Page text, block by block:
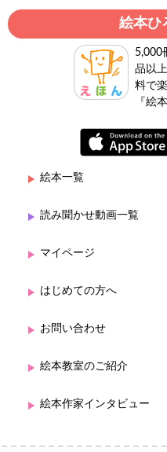
絵本ひ
5,000
品以
料で
『絵
絵本一覧
読み聞かせ動画一覧
マイページ
はじめての方へ
お問い合わせ
絵本教室のご紹介
絵本作家インタビュー